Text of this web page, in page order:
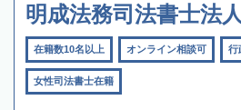
明成法務司法書士法
在籍数10名以上 オンライン相談可 行
女性司法書士在籍